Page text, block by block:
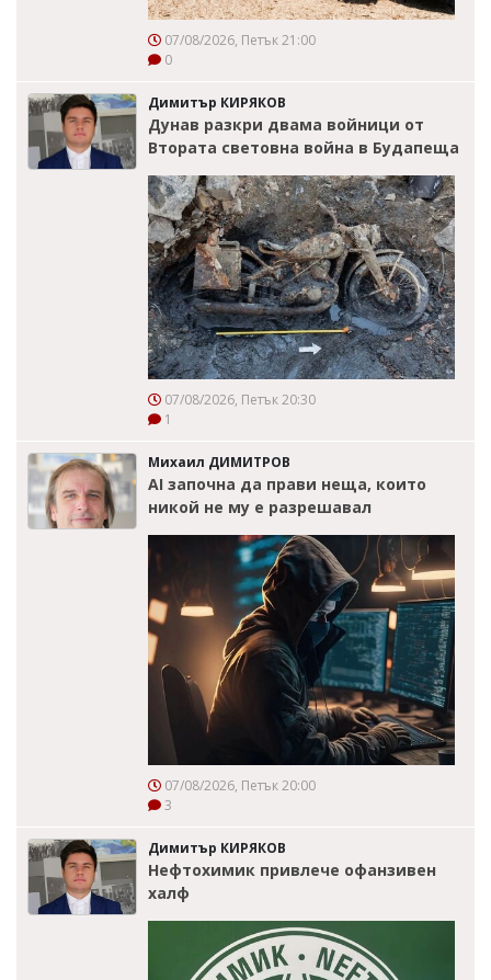
07/08/2026, Петък 21:00
0
Димитър КИРЯКОВ
Дунав разкри двама войници от
Втората световна война в Будапеща
07/08/2026, Петък 20:30
1
Михаил ДИМИТРОВ
AI започна да прави неща, които
никой не му е разрешавал
07/08/2026, Петък 20:00
3
Димитър КИРЯКОВ
Нефтохимик привлече офанзивен
халф